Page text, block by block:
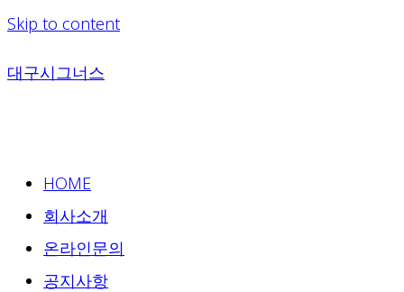
Skip to content
대구시그너스
HOME
회사소개
온라인문의
공지사항